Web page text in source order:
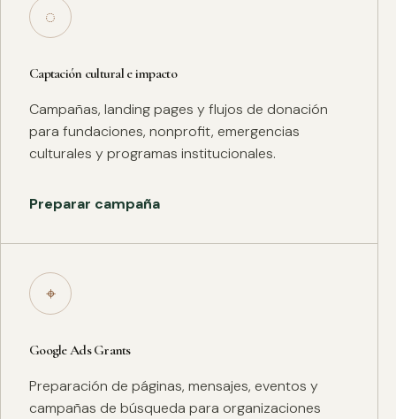
◌
Captación cultural e impacto
Campañas, landing pages y flujos de donación
para fundaciones, nonprofit, emergencias
culturales y programas institucionales.
Preparar campaña
⌖
Google Ads Grants
Preparación de páginas, mensajes, eventos y
campañas de búsqueda para organizaciones